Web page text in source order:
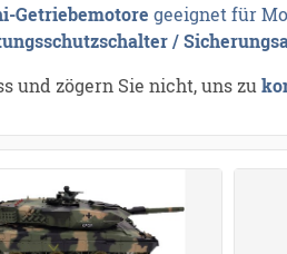
Getriebemotore geeignet für
/
und zögern Sie nicht, uns zu